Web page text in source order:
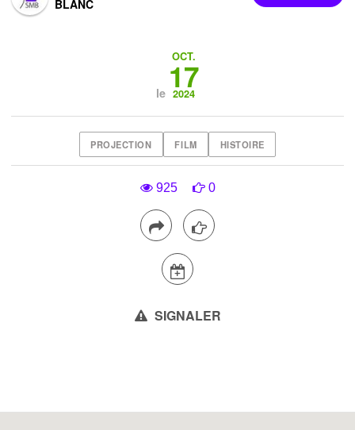
BLANC
le
OCT.
17
2024
PROJECTION FILM HISTOIRE
925 0
SIGNALER